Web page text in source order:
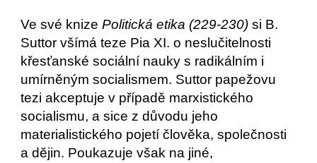
Ve své knize Politická etika (229-230) si B.
Suttor všímá teze Pia XI. o neslučitelnosti
křesťanské sociální nauky s radikálním i
umírněným socialismem. Suttor papežovu
tezi akceptuje v případě marxistického
socialismu, a sice z důvodu jeho
materialistického pojetí člověka, společnosti
a dějin. Poukazuje však na jiné,